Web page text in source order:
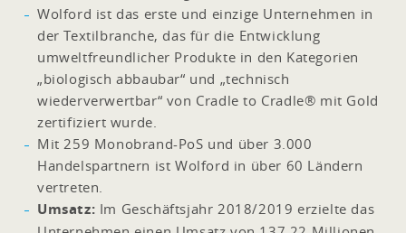
Wolford ist das erste und einzige Unternehmen in
der Textilbranche, das für die Entwicklung
umweltfreundlicher Produkte in den Kategorien
„biologisch abbaubar“ und „technisch
wiederverwertbar“ von Cradle to Cradle® mit Gold
zertifiziert wurde.
Mit 259 Monobrand-PoS und über 3.000
Handelspartnern ist Wolford in über 60 Ländern
vertreten.
Umsatz: Im Geschäftsjahr 2018/2019 erzielte das